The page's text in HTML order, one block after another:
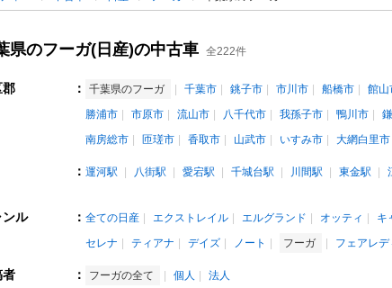
県のフーガ(日産)の中古車 全222件
郡 ： 千葉県のフーガ 千葉市 銚子市 市川市 船橋市 館山
勝浦市
市原市 流山市 八千代市 我孫子市 鴨川市
南房総市
匝瑳市 香取市 山武市 いすみ市 大網白里市
： 運河駅 八街駅 愛宕駅 千城台駅 川間駅 東金駅
ンル ： 全ての日産 エクストレイル エルグランド オッティ キ
セレナ
ティアナ デイズ ノート フーガ フェアレデ
者 ： フーガの全て 個人 法人